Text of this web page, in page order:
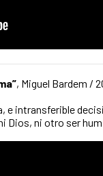
, Miguel Bardem /
e intransferible
Dios, ni otro ser